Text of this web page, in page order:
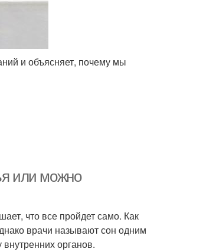
и объясняет, почему мы
или можно
что все пройдет само. Как
врачи называют сон одним
органов.